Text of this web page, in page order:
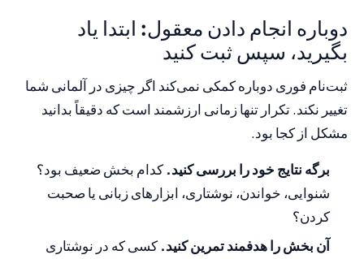
دوباره انجام دادن معقول: ابتدا یاد
بگیرید، سپس ثبت کنید
ثبت‌نام فوری دوباره کمکی نمی‌کند اگر چیزی در آلمانی شما
تغییر نکند. تکرار تنها زمانی ارزشمند است که دقیقاً بدانید
مشکل از کجا بود.
برگه نتایج خود را بررسی کنید. کدام بخش ضعیف بود؟
شنوایی، خواندن، نوشتاری، ابزارهای زبانی یا صحبت
کردن؟
آن بخش را هدفمند تمرین کنید. کسی که در نوشتاری